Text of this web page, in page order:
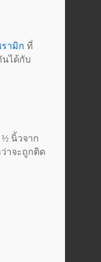
รามิก ที่
นได้กับ
นิ้วจาก
าจะถูกติด